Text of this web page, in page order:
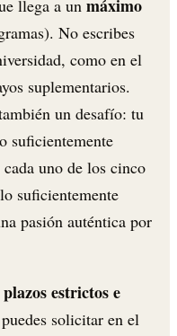
llega a un máximo
No escribes
como en el
suplementarios.
un desafío: tu
suficientemente
uno de los cinco
suficientemente
pasión auténtica por
plazos estrictos e
solicitar en el